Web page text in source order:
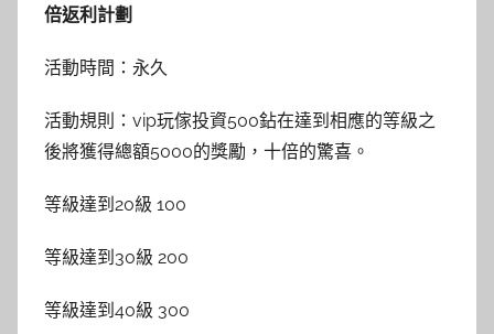
倍返利計劃
活動時間：永久
活動規則：vip玩傢投資500鉆在達到相應的等級之
後將獲得總額5000的獎勵，十倍的驚喜。
等級達到20級 100
等級達到30級 200
等級達到40級 300